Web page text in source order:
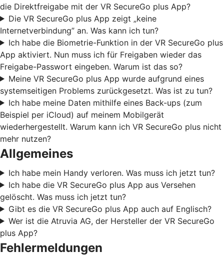
die Direktfreigabe mit der VR SecureGo plus App?
Die VR SecureGo plus App zeigt „keine
Internetverbindung” an. Was kann ich tun?
Ich habe die Biometrie-Funktion in der VR SecureGo plus
App aktiviert. Nun muss ich für Freigaben wieder das
Freigabe-Passwort eingeben. Warum ist das so?
Meine VR SecureGo plus App wurde aufgrund eines
systemseitigen Problems zurückgesetzt. Was ist zu tun?
Ich habe meine Daten mithilfe eines Back-ups (zum
Beispiel per iCloud) auf meinem Mobilgerät
wiederhergestellt. Warum kann ich VR SecureGo plus nicht
mehr nutzen?
Allgemeines
Ich habe mein Handy verloren. Was muss ich jetzt tun?
Ich habe die VR SecureGo plus App aus Versehen
gelöscht. Was muss ich jetzt tun?
Gibt es die VR SecureGo plus App auch auf Englisch?
Wer ist die Atruvia AG, der Hersteller der VR SecureGo
plus App?
Fehlermeldungen